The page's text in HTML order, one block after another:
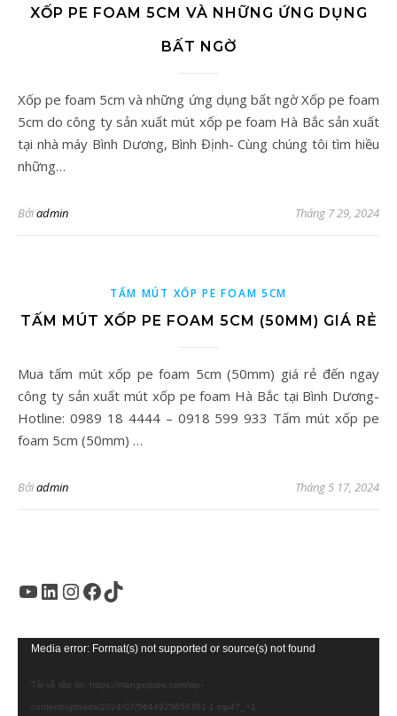
XỐP PE FOAM 5CM VÀ NHỮNG ỨNG DỤNG
BẤT NGỜ
Xốp pe foam 5cm và những ứng dụng bất ngờ Xốp pe foam
5cm do công ty sản xuất mút xốp pe foam Hà Bắc sản xuất
tại nhà máy Bình Dương, Bình Định- Cùng chúng tôi tìm hiều
những…
Bởiadmin Tháng 7 29, 2024
TẤM MÚT XỐP PE FOAM 5CM
TẤM MÚT XỐP PE FOAM 5CM (50MM) GIÁ RẺ
Mua tấm mút xốp pe foam 5cm (50mm) giá rẻ đến ngay
công ty sản xuất mút xốp pe foam Hà Bắc tại Bình Dương-
Hotline: 0989 18 4444 – 0918 599 933 Tấm mút xốp pe
foam 5cm (50mm) …
Bởiadmin Tháng 5 17, 2024
Youtube
LinkedIn
Instagram
Facebook
TikTok
Trình
Video
Media error: Format(s) not supported or source(s) not found
Tải về tệp tin: https://mangxoppe.com/wp-
content/uploads/2024/07/5644925656301-1.mp4?_=1